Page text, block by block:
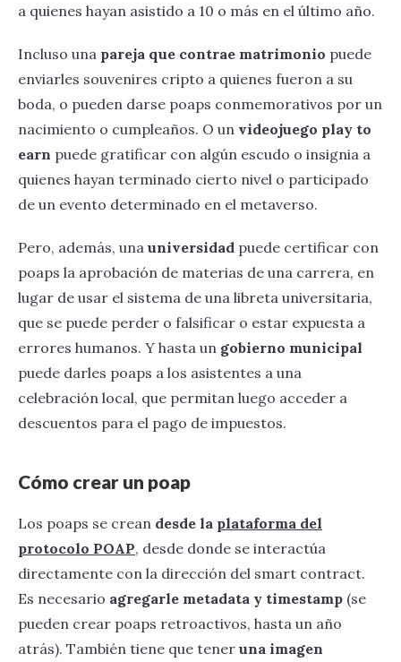
a quienes hayan asistido a 10 o más en el último año.
Incluso una pareja que contrae matrimonio puede
enviarles souvenires cripto a quienes fueron a su
boda, o pueden darse poaps conmemorativos por un
nacimiento o cumpleaños. O un videojuego play to
earn puede gratificar con algún escudo o insignia a
quienes hayan terminado cierto nivel o participado
de un evento determinado en el metaverso.
Pero, además, una universidad puede certificar con
poaps la aprobación de materias de una carrera, en
lugar de usar el sistema de una libreta universitaria,
que se puede perder o falsificar o estar expuesta a
errores humanos. Y hasta un gobierno municipal
puede darles poaps a los asistentes a una
celebración local, que permitan luego acceder a
descuentos para el pago de impuestos.
Cómo crear un poap
Los poaps se crean desde la plataforma del
protocolo POAP, desde donde se interactúa
directamente con la dirección del smart contract.
Es necesario agregarle metadata y timestamp (se
pueden crear poaps retroactivos, hasta un año
atrás). También tiene que tener una imagen